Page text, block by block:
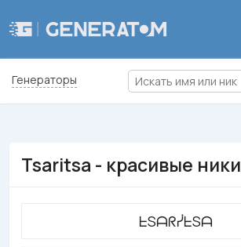
Генераторы
Tsaritsa - красивые ники
ᖶSᗩᖇᓰᖶSᗩ